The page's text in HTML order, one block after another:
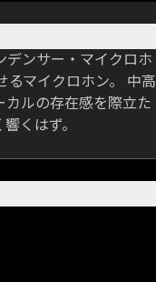
デンサー・マイクロホ
るマイクロホン。 中高
ルの存在感を際立た
くはず。